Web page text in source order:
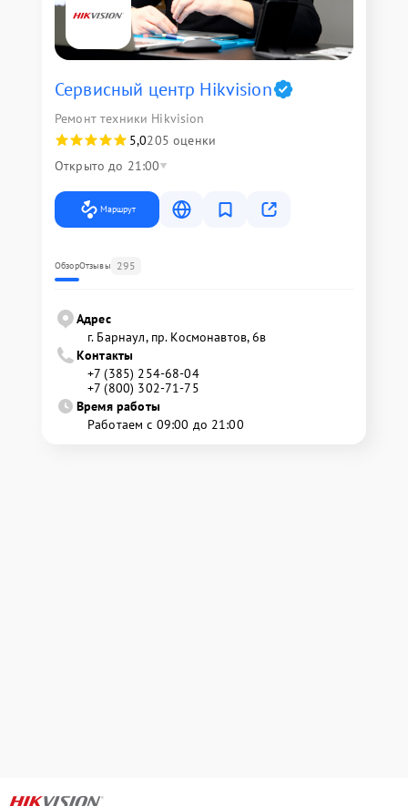
Сервисный центр Hikvision
Ремонт техники Hikvision
5,0205 оценки
Открыто до 21:00
Маршрут
ОбзорОтзывы 295
Адрес
г. Барнаул, ​пр. Космонавтов, 6в
Контакты
+7 (385) 254-68-04
+7 (800) 302-71-75
Время работы
Работаем с 09:00 до 21:00